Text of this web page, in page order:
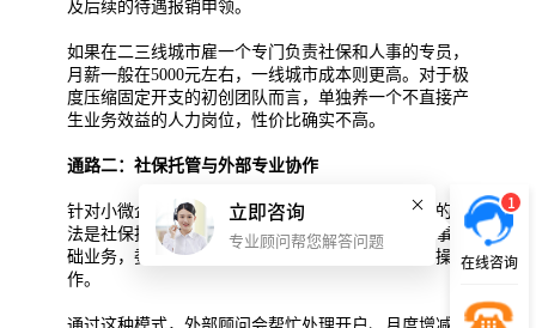
及后续的待遇报销申领。
如果在二三线城市雇一个专门负责社保和人事的专员，
月薪一般在5000元左右，一线城市成本则更高。对于极
度压缩固定开支的初创团队而言，单独养一个不直接产
生业务效益的人力岗位，性价比确实不高。
通路二：社保托管与外部专业协作
针对小微企业人力不足的痛点，目前市面上更普及的做
法是社保托管。企业可以将自己的社保账户或者人事基
础业务，委托给合规的第三方人力资源公司来代为操
作。
1
在线咨询
立即咨询
专业顾问帮您解答问题